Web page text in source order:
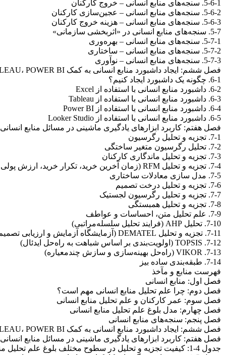
5-6-1. سنجه‌های منابع انسانی – خروج کارکنان
5-6-2. سنجه‌های منابع انسانی – عجین‌سازی کارکنان
5-6-3. سنجه‌های منابع انسانی – هزینه خروج کارکنان
5-7. سنجه‌های منابع انسانی در «اثربخشی سازمانی»
5-7-1. سنجه‌های منابع انسانی – بهره‌وری
5-7-2. سنجه‌های منابع انسانی – ساختاری
5-7-3. سنجه‌های منابع انسانی – نوآوری
فصل ششم: ایجاد داشبورد منابع انسانی به کمک EXCEL، TABLEAU، POWER BI و LOOKER STUDIO
6-1. چگونه یک داشبورد ایجاد کنیم؟
6-2. داشبورد منابع انسانی با استفاده از Excel
6-3. داشبورد منابع انسانی با استفاده از Tableau
6-4. داشبورد منابع انسانی با استفاده از Power BI
6-5. داشبورد منابع انسانی با استفاده از Looker Studio
فصل هفتم: کاربرد ابزارهای یادگیری ماشینی در مسائل منابع انسانی
7-1. تجزیه و تحلیل رگرسیون
7-2. تحلیل رگرسیون متغیر ساختگی
7-3. تجزیه و تحلیل ماندگاری کارکنان
7-4. تجزیه و تحلیل RFM (زمان آخرین خرید، تکرار خرید، ارزش پولی خرید)
7-5. مدل سازی معادلات ساختاری
7-6. تجزیه و تحلیل درخت تصمیم
7-7. تجزیه و تحلیل رگرسیون لجستیک
7-8. تجزیه و تحلیل همبستگی
7-9. علم تحلیل متن، احساسات و عواطف
7-10. تحلیل AHP (فرایند تحلیل سلسله‌مراتبی)
7-11. تجزیه و تحلیل DEMATEL (آزمایشگاه آزمایش و ارزیابی تصمیم‌گیری)
7-12. TOPSIS (اولویت‌بندی بر اساس شباهت به راه‌حل ایدئال)
7-13. VIKOR (راه‌حل بهینه‌سازی و سازش چندمعیاره)
7-14. طبقه‌بندی ساده بیز
فهرست منابع و مآخذ
فصل اول: منابع انسانی
فصل دوم: چرا علم تحلیل منابع انسانی مهم است؟
فصل سوم: عمر کارکنان و علم تحلیل منابع انسانی
فصل چهارم: مدل بلوغ علم تحلیل منابع انسانی
فصل پنجم: سنجه‌های منابع انسانی
فصل ششم: ایجاد داشبورد منابع انسانی به کمک EXCEL، TABLEAU، POWER BI و LOOKER STUDIO
فصل هفتم: کاربرد ابزارهای یادگیری ماشینی در مسائل منابع انسانی
جدول 4-1: کیفیت تجزیه و تحلیل در سطوح مختلف بلوغ علم تحلیل منابع انسانی